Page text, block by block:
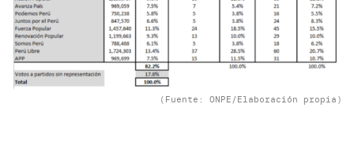
(Fuente: ONPE/Elaboración propia)